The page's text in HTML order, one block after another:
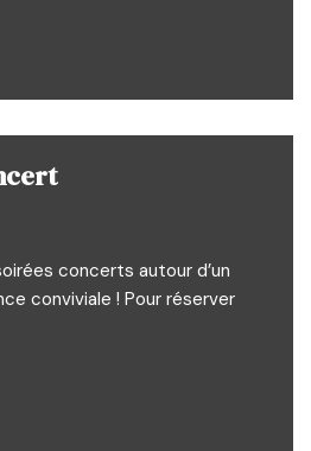
concerts autour d’un
conviviale ! Pour réserver